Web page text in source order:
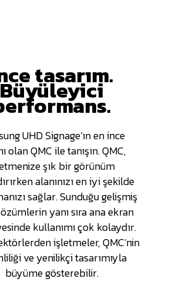
tasarım.
Büyüleyici
UHD Signage’ın en ince
olan QMC ile tanışın. QMC,
şık bir görünüm
alanınızı en iyi şekilde
sağlar. Sunduğu gelişmiş
yanı sıra ana ekran
kullanımı çok kolaydır.
işletmeler, QMC’nin
ve yenilikçi tasarımıyla
büyüme gösterebilir.